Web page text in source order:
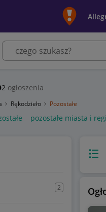
2 ogłoszenia
Rękodzieło Pozostałe
pozostałe miasta i
2